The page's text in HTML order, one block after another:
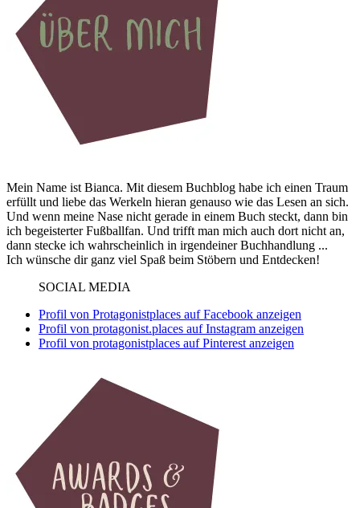
Mein Name ist Bianca. Mit diesem Buchblog habe ich einen Traum
erfüllt und liebe das Werkeln hieran genauso wie das Lesen an sich.
Und wenn meine Nase nicht gerade in einem Buch steckt, dann bin
ich begeisterter Fußballfan. Und trifft man mich auch dort nicht an,
dann stecke ich wahrscheinlich in irgendeiner Buchhandlung ...
Ich wünsche dir ganz viel Spaß beim Stöbern und Entdecken!
SOCIAL MEDIA
Profil von Protagonistplaces auf Facebook anzeigen
Profil von protagonist.places auf Instagram anzeigen
Profil von protagonistplaces auf Pinterest anzeigen